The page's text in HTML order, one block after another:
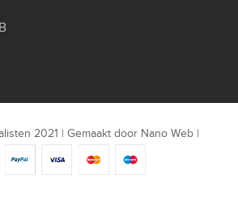
2021 | Gemaakt door Nano Web|